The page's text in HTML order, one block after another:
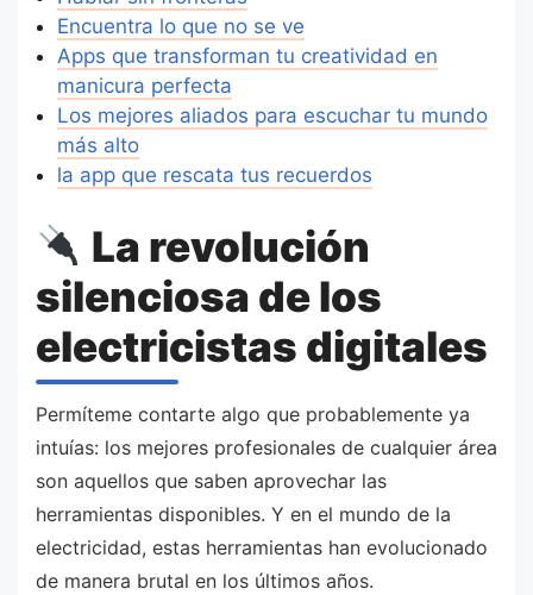
Encuentra lo que no se ve
Apps que transforman tu creatividad en
manicura perfecta
Los mejores aliados para escuchar tu mundo
más alto
la app que rescata tus recuerdos
La revolución
silenciosa de los
electricistas digitales
Permíteme contarte algo que probablemente ya
intuías: los mejores profesionales de cualquier área
son aquellos que saben aprovechar las
herramientas disponibles. Y en el mundo de la
electricidad, estas herramientas han evolucionado
de manera brutal en los últimos años.